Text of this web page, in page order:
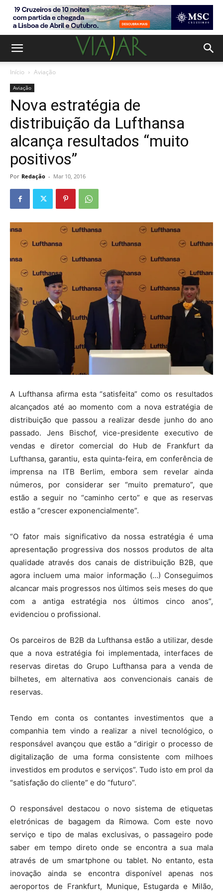
Início Aviação
Aviação
Nova estratégia de
distribuição da Lufthansa
alcança resultados “muito
positivos”
Por Redação - Mar 10, 2016
A Lufthansa afirma esta “satisfeita” como os resultados
alcançados até ao momento com a nova estratégia de
distribuição que passou a realizar desde junho do ano
passado. Jens Bischof, vice-presidente executivo de
vendas e diretor comercial do Hub de Frankfurt da
Lufthansa, garantiu, esta quinta-feira, em conferência de
imprensa na ITB Berlim, embora sem revelar ainda
números, por considerar ser “muito prematuro”, que
estão a seguir no “caminho certo” e que as reservas
estão a “crescer exponencialmente”.
“O fator mais significativo da nossa estratégia é uma
apresentação progressiva dos nossos produtos de alta
qualidade através dos canais de distribuição B2B, que
agora incluem uma maior informação (…) Conseguimos
alcancar mais progressos nos últimos seis meses do que
com a antiga estratégia nos últimos cinco anos”,
evidenciou o profissional.
Os parceiros de B2B da Lufthansa estão a utilizar, desde
que a nova estratégia foi implementada, interfaces de
reservas diretas do Grupo Lufthansa para a venda de
bilhetes, em alternativa aos convencionais canais de
reservas.
Tendo em conta os contantes investimentos que a
companhia tem vindo a realizar a nivel tecnológico, o
responsável avançou que estão a “dirigir o processo de
digitalização de uma forma consistente com milhoes
investidos em produtos e serviços”. Tudo isto em prol da
“satisfação do cliente” e do “futuro”.
O responsável destacou o novo sistema de etiquetas
eletrónicas de bagagem da Rimowa. Com este novo
serviço e tipo de malas exclusivas, o passageiro pode
saber em tempo direto onde se encontra a sua mala
através de um smartphone ou tablet. No entanto, esta
inovação ainda se encontra disponível apenas nos
aeroportos de Frankfurt, Munique, Estugarda e Milão,